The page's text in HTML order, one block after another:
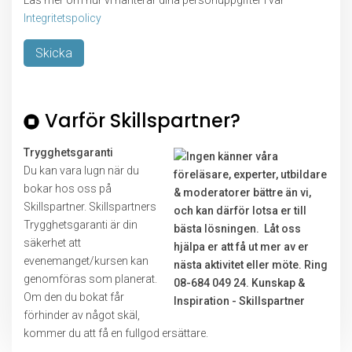
Integritetspolicy
Varför Skillspartner?
Trygghetsgaranti
Du kan vara lugn när du
bokar hos oss på
Skillspartner. Skillspartners
Trygghetsgaranti är din
säkerhet att
evenemanget/kursen kan
genomföras som planerat.
Om den du bokat får
förhinder av något skäl,
kommer du att få en fullgod ersättare.